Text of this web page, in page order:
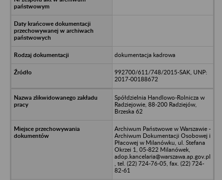
dokumentacja kadrowa
992700/611/748/2015-SAK, UNP:
2017-00188672
Spółdzielnia Handlowo-Rolnicza w
Radziejowie, 88-200 Radziejów,
Brzeska 62
Archiwum Państwowe w Warszawie -
Archiwum Dokumentacji Osobowej i
Płacowej w Milanówku, ul. Stefana
Okrzei 1, 05-822 Milanówek,
adop.kancelaria@warszawa.ap.gov.pl
, tel. (22) 724-76-05, fax. (22) 724-
82-61